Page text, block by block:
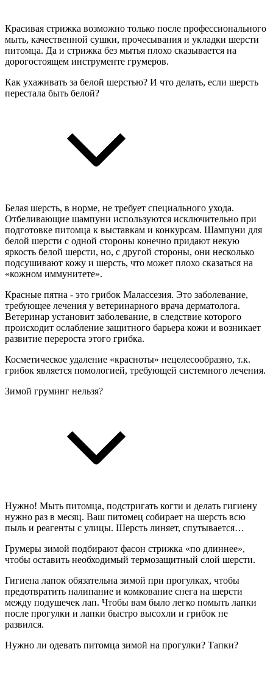
Красивая стрижка возможно только после профессионального
мыть, качественной сушки, прочесывания и укладки шерсти
питомца. Да и стрижка без мытья плохо сказывается на
дорогостоящем инструменте грумеров.
Как ухаживать за белой шерстью? И что делать, если шерсть
перестала быть белой?
Белая шерсть, в норме, не требует специального ухода.
Отбеливающие шампуни используются исключительно при
подготовке питомца к выставкам и конкурсам. Шампуни для
белой шерсти с одной стороны конечно придают некую
яркость белой шерсти, но, с другой стороны, они несколько
подсушивают кожу и шерсть, что может плохо сказаться на
«кожном иммунитете».
Красные пятна - это грибок Малассезия. Это заболевание,
требующее лечения у ветеринарного врача дерматолога.
Ветеринар установит заболевание, в следствие которого
происходит ослабление защитного барьера кожи и возникает
развитие перероста этого грибка.
Косметическое удаление «красноты» нецелесообразно, т.к.
грибок является помологией, требующей системного лечения.
Зимой груминг нельзя?
Нужно! Мыть питомца, подстригать когти и делать гигиену
нужно раз в месяц. Ваш питомец собирает на шерсть всю
пыль и реагенты с улицы. Шерсть линяет, спутывается…
Грумеры зимой подбирают фасон стрижка «по длиннее»,
чтобы оставить необходимый термозащитный слой шерсти.
Гигиена лапок обязательна зимой при прогулках, чтобы
предотвратить налипание и комкование снега на шерсти
между подушечек лап. Чтобы вам было легко помыть лапки
после прогулки и лапки быстро высохли и грибок не
развился.
Нужно ли одевать питомца зимой на прогулки? Тапки?